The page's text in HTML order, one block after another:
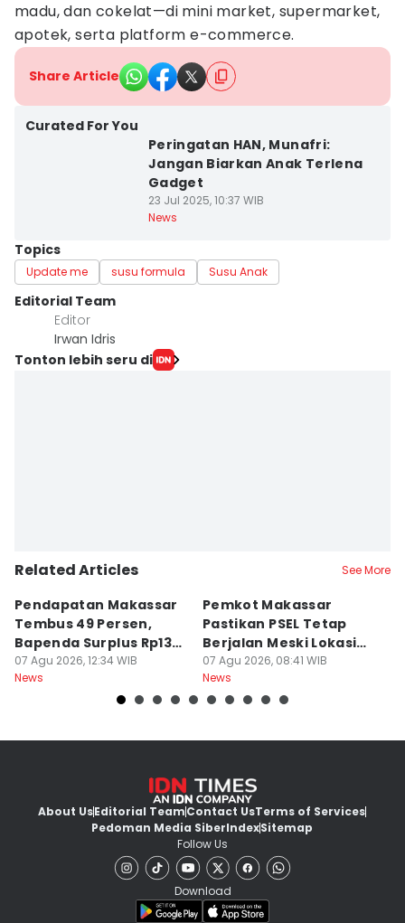
madu, dan cokelat—di mini market, supermarket,
apotek, serta platform e-commerce.
Share Article
Curated For You
Peringatan HAN, Munafri:
Jangan Biarkan Anak Terlena
Gadget
23 Jul 2025, 10:37 WIB
News
Topics
Update me susu formula Susu Anak
Editorial Team
Editor
Irwan Idris
Tonton lebih seru di
Related Articles See More
Pendapatan Makassar
Tembus 49 Persen,
Bapenda Surplus Rp130
Miliar
07 Agu 2026, 12:34 WIB
News
Pemkot Makassar
Pastikan PSEL Tetap
Berjalan Meski Lokasi
Belum Final
07 Agu 2026, 08:41 WIB
News
About UsEditorial TeamContact UsTerms of Services
Pedoman Media SiberIndexSitemap
Follow Us
Download